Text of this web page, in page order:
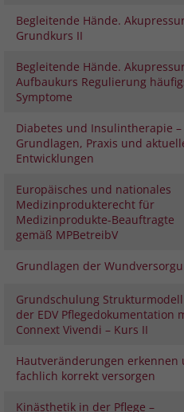
Begleitende Hände.
Grundkurs II
Begleitende Hände.
Aufbaukurs Regulierung
Symptome
Diabetes und Insulintherapie –
Grundlagen, Praxis und
Entwicklungen
Europäisches und nationales
Medizinprodukterecht für
Medizinprodukte-Beauftragte
gemäß MPBetreibV
Grundlagen der
Grundschulung
der EDV Pflegedokumentation
Connext Vivendi – Kurs II
Hautveränderungen erkennen
fachlich korrekt versorgen
Kinästhetik in der Pflege –